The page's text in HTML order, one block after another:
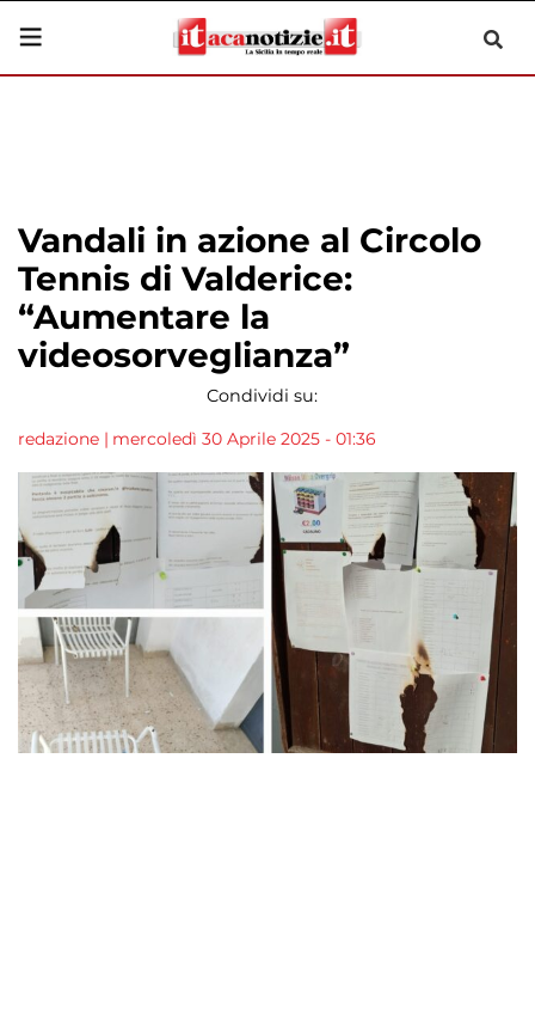
Vandali in azione al Circolo
Tennis di Valderice:
“Aumentare la
videosorveglianza”
Condividi su:
redazione | mercoledì 30 Aprile 2025 - 01:36